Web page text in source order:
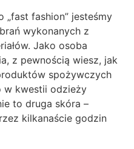
„fast fashion” jesteśmy
wykonanych z
Jako osoba
z pewnością wiesz, jak
spożywczych
w kwestii odzieży
to druga skóra –
kilkanaście godzin